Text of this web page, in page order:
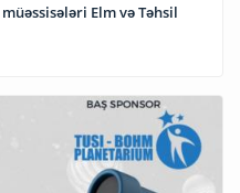
Elm və Təhsil